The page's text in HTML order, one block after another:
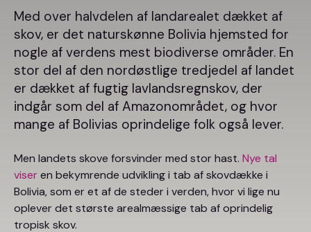
Med over halvdelen af landarealet dækket af
skov, er det naturskønne Bolivia hjemsted for
nogle af verdens mest biodiverse områder. En
stor del af den nordøstlige tredjedel af landet
er dækket af fugtig lavlandsregnskov, der
indgår som del af Amazonområdet, og hvor
mange af Bolivias oprindelige folk også lever.
Men landets skove forsvinder med stor hast. Nye tal
viser en bekymrende udvikling i tab af skovdække i
Bolivia, som er et af de steder i verden, hvor vi lige nu
oplever det største arealmæssige tab af oprindelig
tropisk skov.